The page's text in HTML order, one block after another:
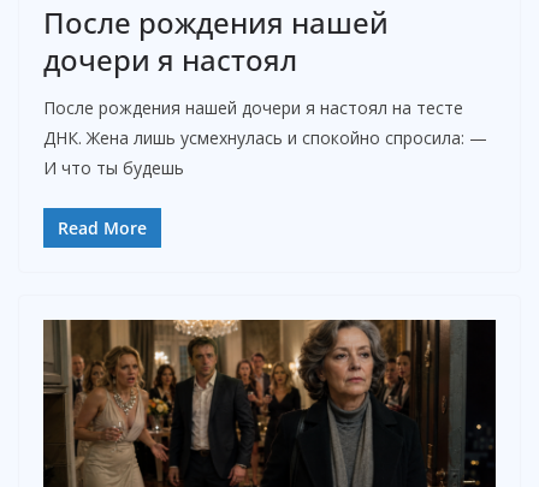
После рождения нашей
дочери я настоял
После рождения нашей дочери я настоял на тесте
ДНК. Жена лишь усмехнулась и спокойно спросила: —
И что ты будешь
Read More